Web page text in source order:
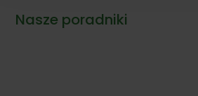
Nasze poradniki